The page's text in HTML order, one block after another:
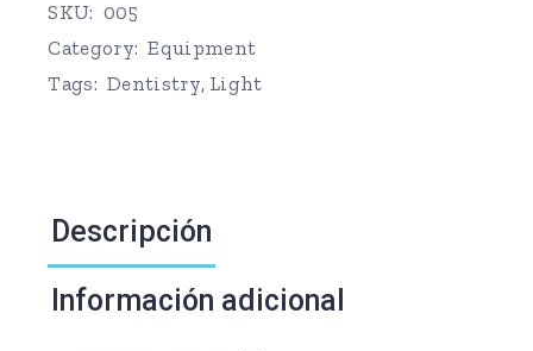
SKU: 005
Category: Equipment
Tags: Dentistry, Light
Descripción
Información adicional